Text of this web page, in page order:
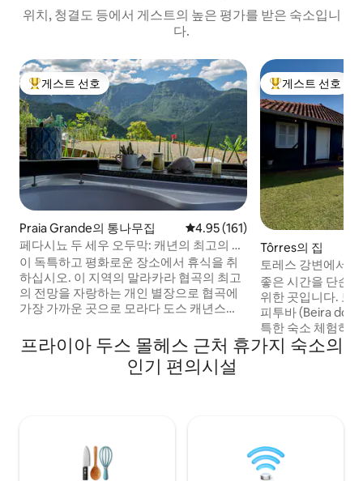
위치, 청결도 등에서 게스트의 높은 평가를 받은 숙소입니
다.
상위 게스트 선호
게스트 선호
Praia Grande의 통나무집 평점 4.95점(5점 만점), 후기 161
4.95 (161)
페다시뇨 두 세우 오두막: 캐년의 최고의 전
망
이 독특하고 평화로운 장소에서 휴식을 취
하십시오. 이 지역의 말라카라 협곡의 최고
의 전망을 자랑하는 개인 별장으로 협곡에
가장 가까운 곳으로 모라다 도스 캐년스
에 욕조에서 목욕을 즐기면 그 순간을 결코
잊지 못할 것입니다. 광천수(120m 깊이의
우물)를 사용하는 유일한 욕조를 갖춘 오두
이)로 접근할 수 있습니다.
상위 게스트 선호
게스트 선호
Tôrres의 집
토레스 강변에서!
좋은 시간을 단순
위한 곳입니다. 토
피투바 (Beira do
특한 숙소 체험하
스포츠, 일몰 감상,
를 즐길 수 있는 안
프라이아 두스 몰헤스 근처 휴가지 숙소의
인기 편의시설